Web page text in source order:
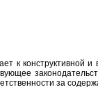
к конструктивной
за